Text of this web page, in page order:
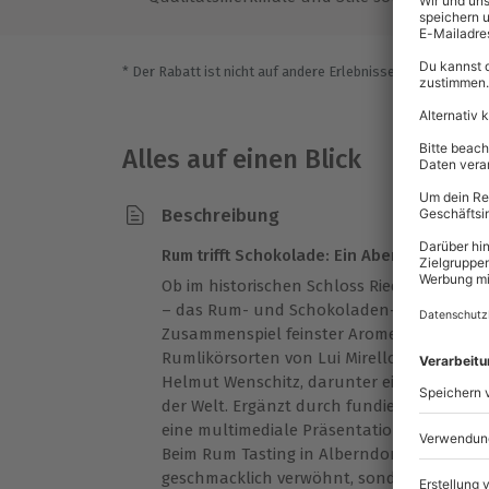
* Der Rabatt ist nicht auf andere Erlebnisse bei der
Alles auf einen Blick
Beschreibung
Rum trifft Schokolade: Ein Abend für
Ob im historischen Schloss Riedegg oder
– das Rum- und Schokoladen-Tasting
Zusammenspiel feinster Aromen ein. Fünf
Rumlikörsorten von Lui Mirello treffen auf
Helmut Wenschitz, darunter eine Rarität
der Welt. Ergänzt durch fundierte
eine multimediale Präsentation, entsteht
Beim Rum Tasting in Alberndorf in der
geschmacklich verwöhnt, sondern nimmst